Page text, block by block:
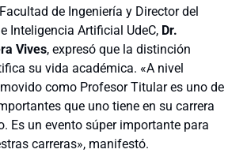
de Ingeniería y Director del
Inteligencia Artificial UdeC, Dr.
Vives, expresó que la distinción
su vida académica. «A nivel
como Profesor Titular es uno de
que uno tiene en su carrera
Es un evento súper importante para
carreras», manifestó.